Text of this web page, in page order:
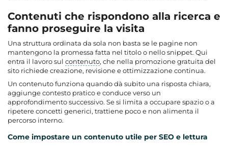
Contenuti che rispondono alla ricerca e
fanno proseguire la visita
Una struttura ordinata da sola non basta se le pagine non
mantengono la promessa fatta nel titolo o nello snippet. Qui
entra il lavoro sul contenuto, che nella promozione gratuita del
sito richiede creazione, revisione e ottimizzazione continua.
Un contenuto funziona quando dà subito una risposta chiara,
aggiunge contesto pratico e conduce verso un
approfondimento successivo. Se si limita a occupare spazio o a
ripetere concetti generici, trattiene poco e non alimenta il
percorso interno.
Come impostare un contenuto utile per SEO e lettura